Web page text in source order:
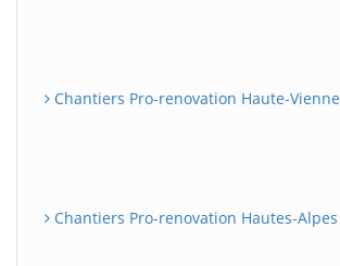
Chantiers Pro-renovation Haute-Vienne
Chantiers Pro-renovation Hautes-Alpes